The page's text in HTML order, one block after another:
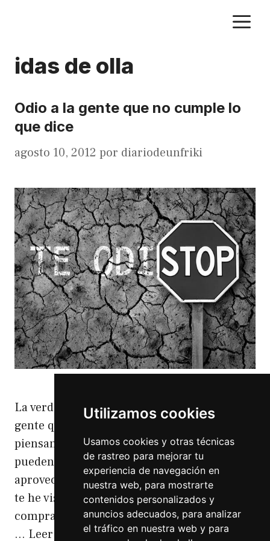
Utilizamos cookies
Usamos cookies y otras técnicas
de rastreo para mejorar tu
experiencia de navegación en
nuestra web, para mostrarte
contenidos personalizados y
anuncios adecuados, para analizar
el tráfico en nuestra web y para
idas de olla
Odio a la gente que no cumple lo
que dice
agosto 10, 2012 por diariodeunfriki
La verdad es que me calienta la sangre la
gente que se aprovecha de los demas.Que se
piensan que somos simples pañuelos que se
pueden usar y después tirar. Que se
aprovechan de uno y cuando no interesan si
te he visto no me acuerdo. Que te intentan
comprar con muchas palabras que al final,
… Leer más